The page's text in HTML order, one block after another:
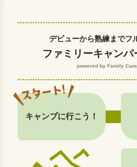
デビューから熟練までフ
ファミリーキャンパ
powered by Family
キャンプに行こう！